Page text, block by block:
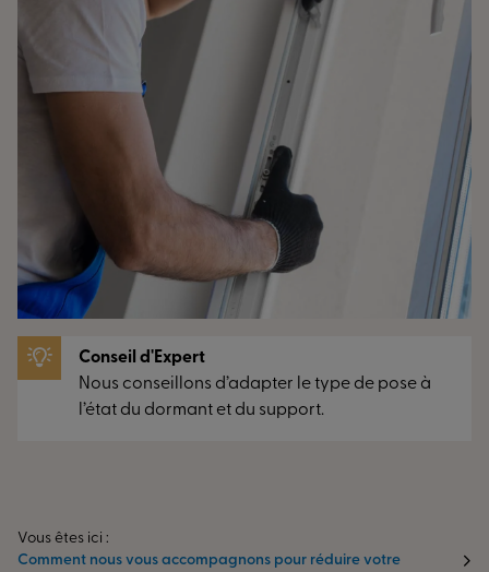
Conseil d'Expert
Nous conseillons d’adapter le type de pose à
l’état du dormant et du support.
Vous êtes ici :
Comment nous vous accompagnons pour réduire votre